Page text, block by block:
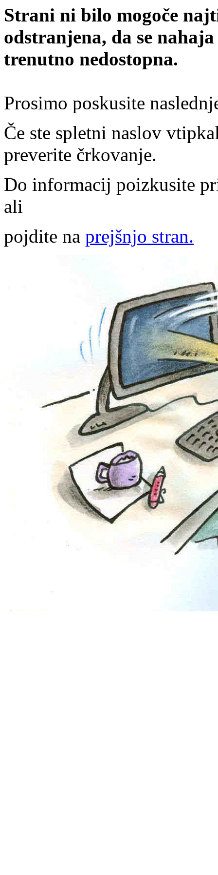
Strani ni bilo mogoče
odstranjena, da se
trenutno nedostopna.
Prosimo poskusite
Če ste spletni naslov
preverite črkovanje.
Do informacij poizkusite
ali
pojdite na prejšnjo stran.